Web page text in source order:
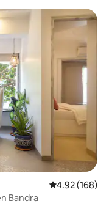
Calificación
4.92 (168)
Bandra